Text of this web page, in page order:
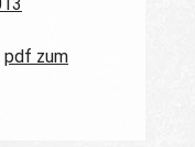
pdf zum